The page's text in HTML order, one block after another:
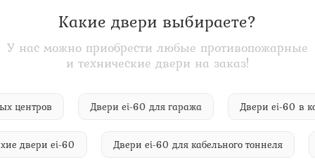
Какие двери выбираете?
У нас можно приобрести любые противопожарные
и технические двери на заказ!
центров Двери ei-60 для гаража Двери ei-
ei-60 Двери ei-60 для кабельного тоннеля